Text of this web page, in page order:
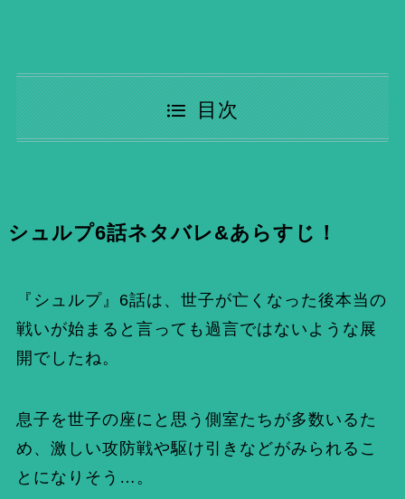
目次
シュルプ6話ネタバレ&あらすじ！
『シュルプ』6話は、世子が亡くなった後本当の
戦いが始まると言っても過言ではないような展
開でしたね。
息子を世子の座にと思う側室たちが多数いるた
め、激しい攻防戦や駆け引きなどがみられるこ
とになりそう…。